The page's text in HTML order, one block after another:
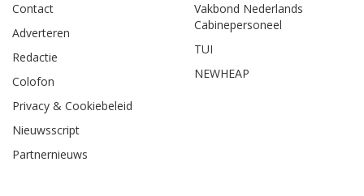
Contact
Adverteren
Redactie
Colofon
Privacy & Cookiebeleid
Nieuwsscript
Partnernieuws
Vakbond Nederlands
Cabinepersoneel
TUI
NEWHEAP